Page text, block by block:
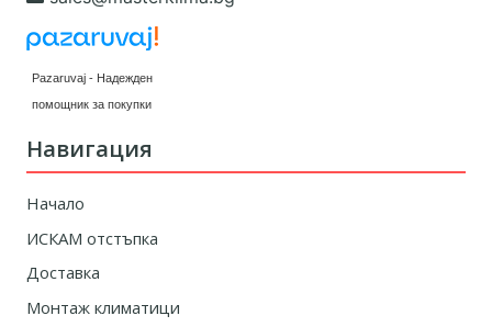
Pazaruvaj - Надежден
помощник за покупки
Навигация
Начало
ИСКАМ отстъпка
Доставка
Монтаж климатици